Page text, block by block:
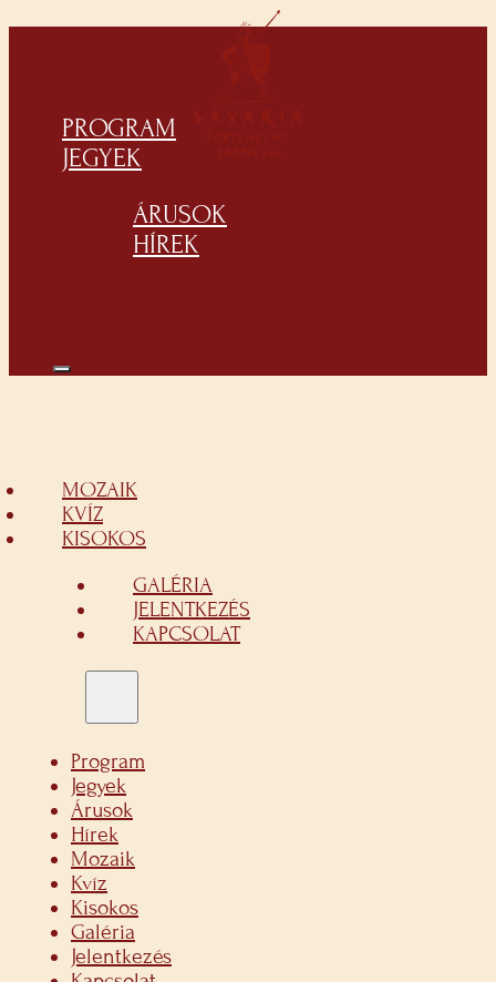
PROGRAM
JEGYEK
ÁRUSOK
HÍREK
MOZAIK
KVÍZ
KISOKOS
GALÉRIA
JELENTKEZÉS
KAPCSOLAT
Program
Jegyek
Árusok
Hírek
Mozaik
Kvíz
Kisokos
Galéria
Jelentkezés